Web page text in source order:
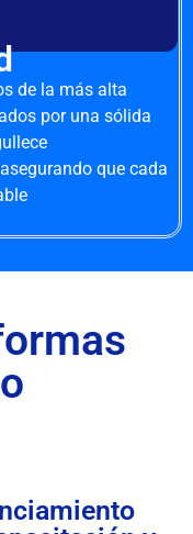
de la más alta
por una sólida
que cada